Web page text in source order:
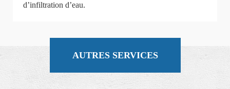
d’infiltration d’eau.
AUTRES SERVICES